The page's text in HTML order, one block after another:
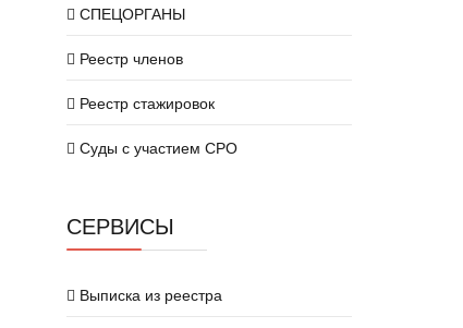
СПЕЦОРГАНЫ
Реестр членов
Реестр стажировок
Суды с участием СРО
СЕРВИСЫ
Выписка из реестра